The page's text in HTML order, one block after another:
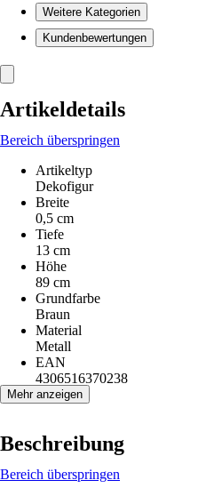
Weitere Kategorien
Kundenbewertungen
Artikeldetails
Bereich überspringen
Artikeltyp
Dekofigur
Breite
0,5 cm
Tiefe
13 cm
Höhe
89 cm
Grundfarbe
Braun
Material
Metall
EAN
4306516370238
Mehr anzeigen
Beschreibung
Bereich überspringen